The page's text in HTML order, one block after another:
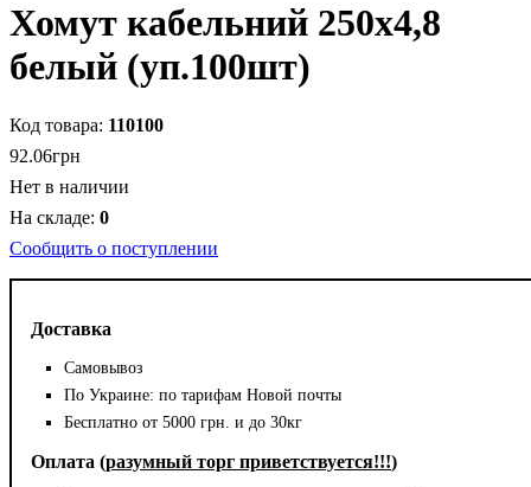
Хомут кабельний 250x4,8
белый (уп.100шт)
Доставка
Самовывоз
По Украине: по тарифам Новой почты
Бесплатно от 5000 грн. и до 30кг
Оплата (разумный торг приветствуется!!!)
110100
92.06грн
Нет в наличии
0
Сообщить о поступлении